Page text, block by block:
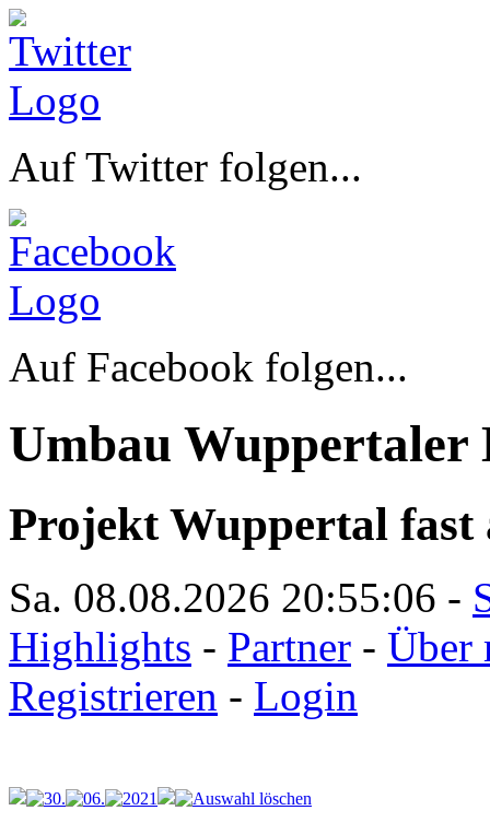
Auf Twitter folgen...
Auf Facebook folgen...
Umbau Wuppertaler
Projekt Wuppertal fast
Sa. 08.08.2026 20:55:06 -
Highlights - Partner - Über
Registrieren - Login